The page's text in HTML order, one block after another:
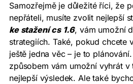
Samozřejmě je důležité říci, že
nepřáteli, musíte zvolit nejlepší
ke stažení cs 1.6, vám umožní
strategiích. Také, pokud chcete
ještě jedna věc – je to
způsobem vám umožní vyhrát
nejlepší výsledek. Ale také